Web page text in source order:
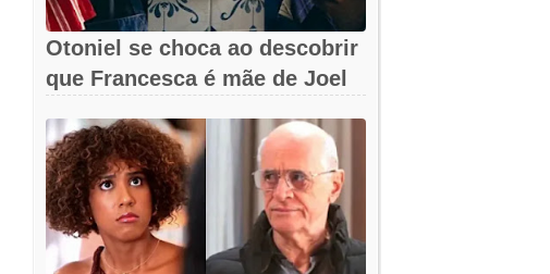
Otoniel se choca ao descobrir
que Francesca é mãe de Joel